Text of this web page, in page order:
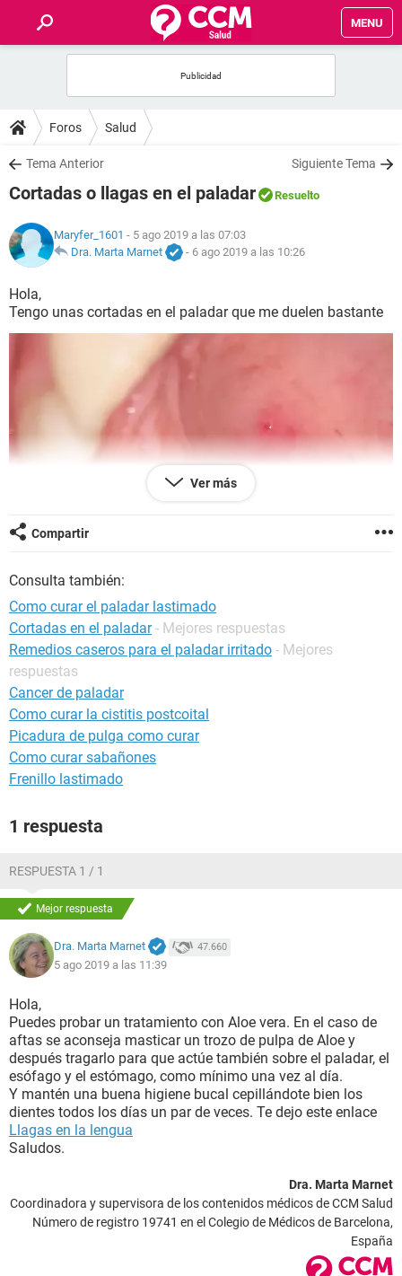
MENU
FOROS
SALUD
NUTRICIÓN
BIENESTAR
GLOSARIO
Foros Salud
Tema Anterior Siguiente Tema
Cortadas o llagas en el paladar Resuelto
Maryfer_1601 - 5 ago 2019 a las 07:03
Dra. Marta Marnet
- 6 ago 2019 a las 10:26
Hola,
Tengo unas cortadas en el paladar que me duelen bastante
Ver más
Compartir
Consulta también:
Como curar el paladar lastimado
Cortadas en el paladar - Mejores respuestas
Remedios caseros para el paladar irritado - Mejores
respuestas
Cancer de paladar
Como curar la cistitis postcoital
Picadura de pulga como curar
Como curar sabañones
Frenillo lastimado
1 respuesta
RESPUESTA 1 / 1
Mejor respuesta
Dra. Marta Marnet 47.660
5 ago 2019 a las 11:39
Hola,
Puedes probar un tratamiento con Aloe vera. En el caso de
aftas se aconseja masticar un trozo de pulpa de Aloe y
después tragarlo para que actúe también sobre el paladar, el
esófago y el estómago, como mínimo una vez al día.
Y mantén una buena higiene bucal cepillándote bien los
dientes todos los días un par de veces. Te dejo este enlace
Llagas en la lengua
Saludos.
Dra. Marta Marnet
Coordinadora y supervisora de los contenidos médicos de CCM Salud
Número de registro 19741 en el Colegio de Médicos de Barcelona,
España